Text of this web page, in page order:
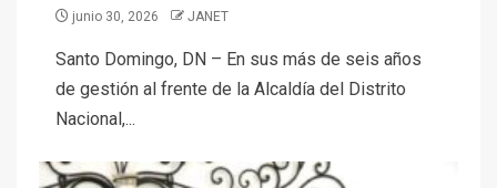
junio 30, 2026 JANET
Santo Domingo, DN – En sus más de seis años
de gestión al frente de la Alcaldía del Distrito
Nacional,...